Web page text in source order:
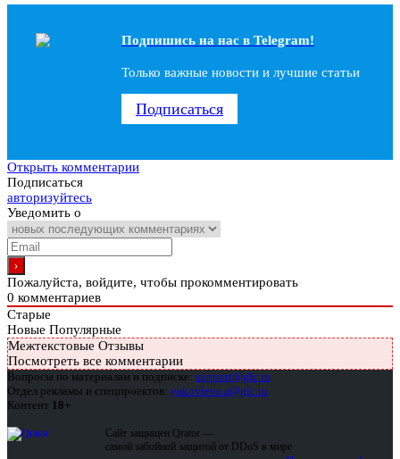
Подпишись на наc в Telegram!
Только важные новости и лучшие статьи
Подписаться
Открыть комментарии
Подписаться
авторизуйтесь
Уведомить о
Пожалуйста, войдите, чтобы прокомментировать
0 комментариев
Старые
Новые Популярные
Межтекстовые Отзывы
Посмотреть все комментарии
Вопросы по материалам и подписке: support@glc.ru
Отдел рекламы и спецпроектов: yakovleva.a@glc.ru
Контент 18+
Сайт защищен Qrator —
самой забойной защитой от DDoS в мире